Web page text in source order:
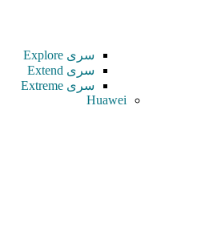
سری Explore
سری Extend
سری Extreme
Huawei